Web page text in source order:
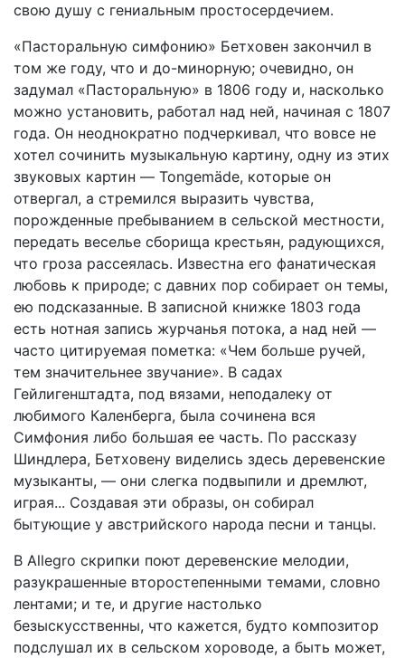
свою душу с гениальным простосердечием.
«Пасторальную симфонию» Бетховен закончил в
том же году, что и до-минорную; очевидно, он
задумал «Пасторальную» в 1806 году и, насколько
можно установить, работал над ней, начиная с 1807
года. Он неоднократно подчеркивал, что вовсе не
хотел сочинить музыкальную картину, одну из этих
звуковых картин — Tongemäde, которые он
отвергал, а стремился выразить чувства,
порожденные пребыванием в сельской местности,
передать веселье сборища крестьян, радующихся,
что гроза рассеялась. Известна его фанатическая
любовь к природе; с давних пор собирает он темы,
ею подсказанные. В записной книжке 1803 года
есть нотная запись журчанья потока, а над ней —
часто цитируемая пометка: «Чем больше ручей,
тем значительнее звучание». В садах
Гейлигенштадта, под вязами, неподалеку от
любимого Каленберга, была сочинена вся
Симфония либо большая ее часть. По рассказу
Шиндлера, Бетховену виделись здесь деревенские
музыканты, — они слегка подвыпили и дремлют,
играя... Создавая эти образы, он собирал
бытующие у австрийского народа песни и танцы.
В Allegro скрипки поют деревенские мелодии,
разукрашенные второстепенными темами, словно
лентами; и те, и другие настолько
безыскусственны, что кажется, будто композитор
подслушал их в сельском хороводе, а быть может,